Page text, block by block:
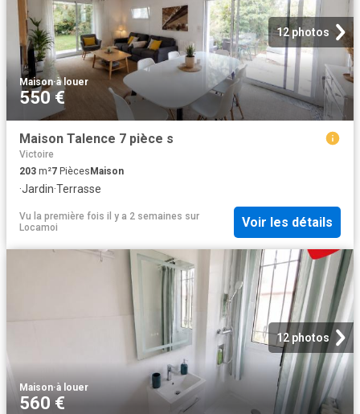
12 photos
Maison·à louer
550 €
Maison Talence 7 pièce s
Victoire
203 m²7 Pièces Maison
·Jardin·Terrasse
Vu la première fois il y a 2 semaines sur
Locamoi
Voir les détails
12 photos
Maison·à louer
560 €